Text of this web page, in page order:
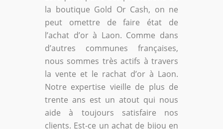
la boutique Gold Or Cash, on ne
peut omettre de faire état de
l’achat d’or à Laon. Comme dans
d’autres communes françaises,
nous sommes très actifs à travers
la vente et le rachat d’or à Laon.
Notre expertise vieille de plus de
trente ans est un atout qui nous
aide à toujours satisfaire nos
clients. Est-ce un achat de bijou en